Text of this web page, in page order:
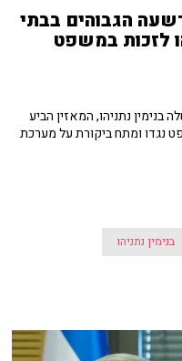
הגבוהים בבתי
לזכות במשפט
נתניהו, המאזין הביע
נגדו ומתח ביקורת על מערכת
בנימין נתניהו